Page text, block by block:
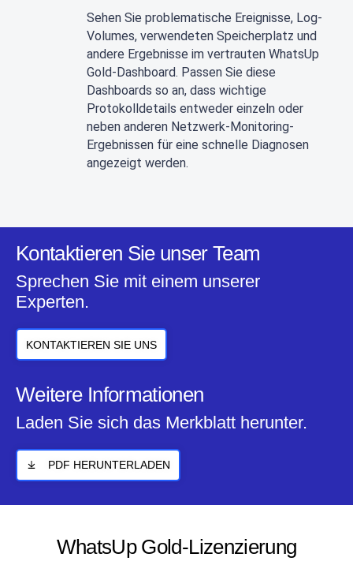
Sehen Sie problematische Ereignisse, Log-
Volumes, verwendeten Speicherplatz und
andere Ergebnisse im vertrauten WhatsUp
Gold-Dashboard. Passen Sie diese
Dashboards so an, dass wichtige
Protokolldetails entweder einzeln oder
neben anderen Netzwerk-Monitoring-
Ergebnissen für eine schnelle Diagnosen
angezeigt werden.
Kontaktieren Sie unser Team
Sprechen Sie mit einem unserer
Experten.
KONTAKTIEREN SIE UNS
Weitere Informationen
Laden Sie sich das Merkblatt herunter.
PDF HERUNTERLADEN
WhatsUp Gold-Lizenzierung